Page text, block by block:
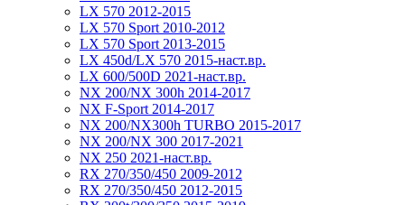
LX 570 2012-2015
LX 570 Sport 2010-2012
LX 570 Sport 2013-2015
LX 450d/LX 570 2015-наст.вр.
LX 600/500D 2021-наст.вр.
NX 200/NX 300h 2014-2017
NX F-Sport 2014-2017
NX 200/NX300h TURBO 2015-2017
NX 200/NX 300 2017-2021
NX 250 2021-наст.вр.
RX 270/350/450 2009-2012
RX 270/350/450 2012-2015